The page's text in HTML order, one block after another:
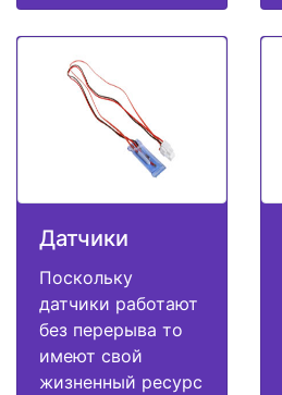
Датчики
Поскольку
датчики работают
без перерыва то
имеют свой
жизненный ресурс